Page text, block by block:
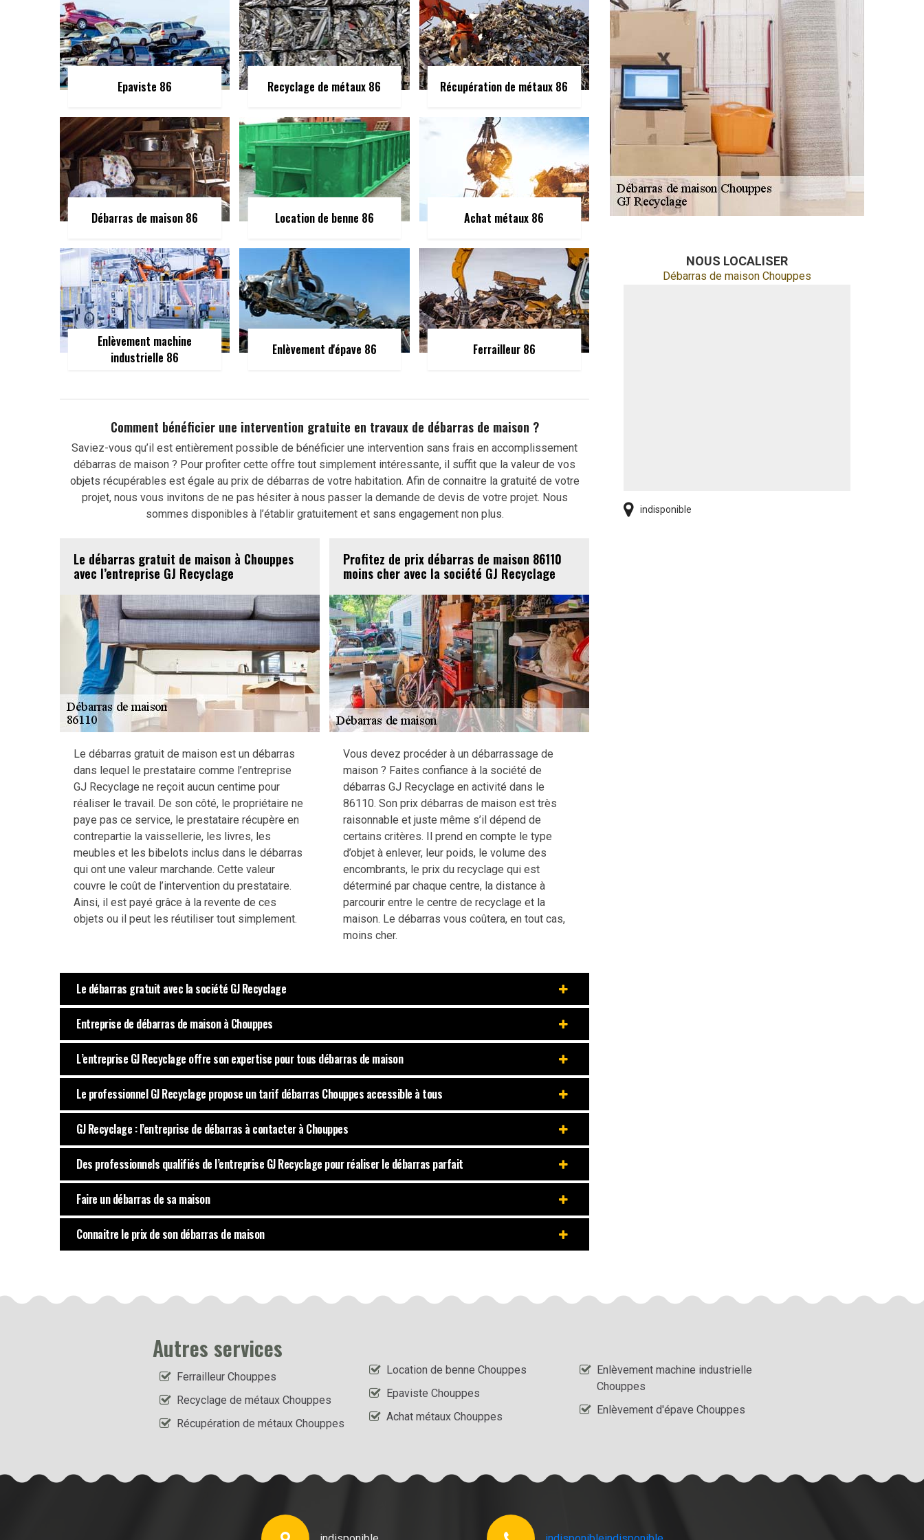
Epaviste 86 Recyclage de métaux 86 Récupération de métaux 86
Débarras de maison 86 Location de benne 86 Achat métaux 86
Enlèvement machine
industrielle 86
Enlèvement d'épave 86 Ferrailleur 86
Comment bénéficier une intervention gratuite en travaux de débarras de maison ?
Saviez-vous qu’il est entièrement possible de bénéficier une intervention sans frais en accomplissement
débarras de maison ? Pour profiter cette offre tout simplement intéressante, il suffit que la valeur de vos
objets récupérables est égale au prix de débarras de votre habitation. Afin de connaitre la gratuité de votre
projet, nous vous invitons de ne pas hésiter à nous passer la demande de devis de votre projet. Nous
sommes disponibles à l’établir gratuitement et sans engagement non plus.
Le débarras gratuit de maison à Chouppes
avec l’entreprise GJ Recyclage
Le débarras gratuit de maison est un débarras
dans lequel le prestataire comme l’entreprise
GJ Recyclage ne reçoit aucun centime pour
réaliser le travail. De son côté, le propriétaire ne
paye pas ce service, le prestataire récupère en
contrepartie la vaissellerie, les livres, les
meubles et les bibelots inclus dans le débarras
qui ont une valeur marchande. Cette valeur
couvre le coût de l’intervention du prestataire.
Ainsi, il est payé grâce à la revente de ces
objets ou il peut les réutiliser tout simplement.
Profitez de prix débarras de maison 86110
moins cher avec la société GJ Recyclage
Vous devez procéder à un débarrassage de
maison ? Faites confiance à la société de
débarras GJ Recyclage en activité dans le
86110. Son prix débarras de maison est très
raisonnable et juste même s’il dépend de
certains critères. Il prend en compte le type
d’objet à enlever, leur poids, le volume des
encombrants, le prix du recyclage qui est
déterminé par chaque centre, la distance à
parcourir entre le centre de recyclage et la
maison. Le débarras vous coûtera, en tout cas,
moins cher.
Le débarras gratuit avec la société GJ Recyclage
Entreprise de débarras de maison à Chouppes
L’entreprise GJ Recyclage offre son expertise pour tous débarras de maison
Le professionnel GJ Recyclage propose un tarif débarras Chouppes accessible à tous
GJ Recyclage : l’entreprise de débarras à contacter à Chouppes
Des professionnels qualifiés de l’entreprise GJ Recyclage pour réaliser le débarras parfait
Faire un débarras de sa maison
Connaitre le prix de son débarras de maison
NOUS LOCALISER
Débarras de maison Chouppes
indisponible
Autres services
Ferrailleur Chouppes
Recyclage de métaux Chouppes
Récupération de métaux Chouppes
Location de benne Chouppes
Epaviste Chouppes
Achat métaux Chouppes
Enlèvement machine industrielle
Chouppes
Enlèvement d'épave Chouppes